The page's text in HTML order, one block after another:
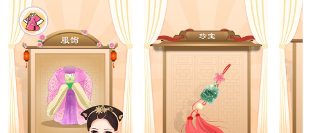
《成语小才女》游戏亮点：